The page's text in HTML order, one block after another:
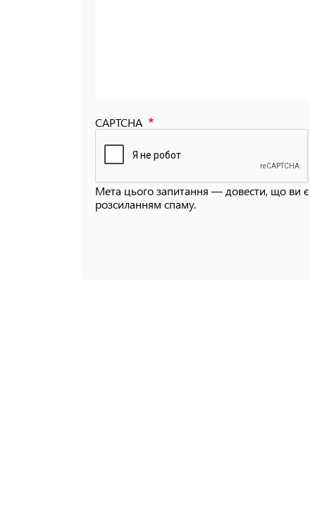
CAPTCHA
Мета цього запитання — довести, що ви є
розсиланням спаму.